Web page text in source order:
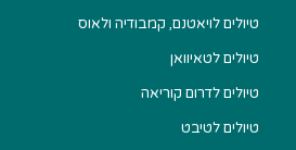
טיולים לויאטנם, קמבודיה ולאוס
טיולים לטאיוואן
טיולים לדרום קוריאה
טיולים לטיבט